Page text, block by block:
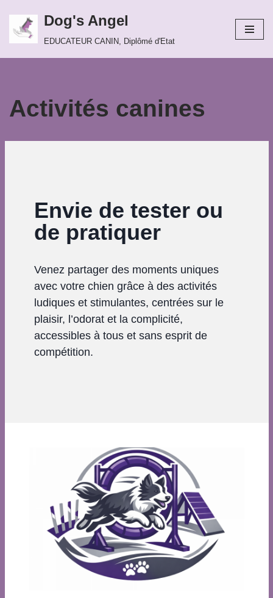
Aller
Dog's Angel
EDUCATEUR CANIN, Diplômé d'Etat
Activités canines
Envie de tester ou
de pratiquer
Venez partager des moments uniques
avec votre chien grâce à des activités
ludiques et stimulantes, centrées sur le
plaisir, l’odorat et la complicité,
accessibles à tous et sans esprit de
compétition.